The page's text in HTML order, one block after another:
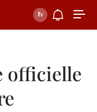
officielle